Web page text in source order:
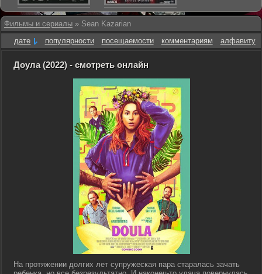
Фильмы и сериалы » Sean Kazarian
дате
популярности посещаемости комментариям алфавиту
Доула (2022) - смотреть онлайн
На протяжении долгих лет супружеская пара старалась зачать